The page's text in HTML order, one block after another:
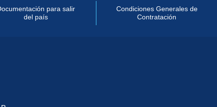
para salir
del país
Condiciones Generales de
Contratación